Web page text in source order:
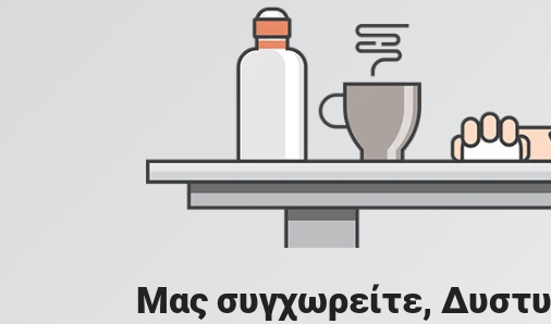
Μας συγχωρείτε,